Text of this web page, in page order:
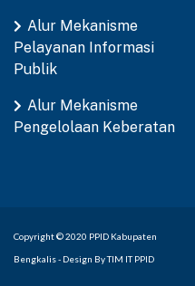
Alur Mekanisme
Pelayanan Informasi
Publik
Alur Mekanisme
Pengelolaan Keberatan
Copyright © 2020 PPID Kabupaten
Bengkalis - Design By TIM IT PPID